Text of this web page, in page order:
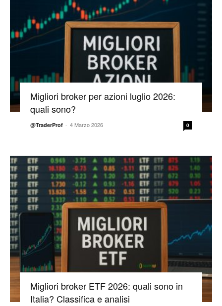
Migliori broker per azioni luglio 2026:
quali sono?
@TraderProf - 4 Marzo 2026 0
Migliori broker ETF 2026: quali sono in
Italia? Classifica e analisi